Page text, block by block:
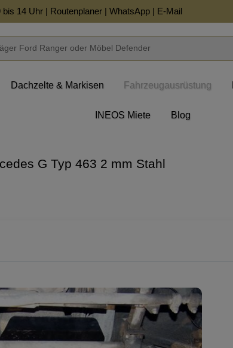
bis 14 Uhr | Routenplaner | WhatsApp | E-Mail
Dachzelte & Markisen Fahrzeugausrüstung
INEOS Miete Blog
G Typ 463 2 mm Stahl